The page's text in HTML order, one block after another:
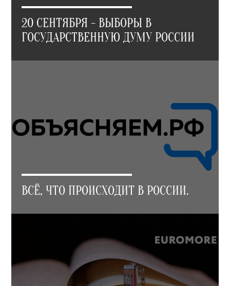
20 СЕНТЯБРЯ - ВЫБОРЫ В
ГОСУДАРСТВЕННУЮ ДУМУ РОССИИ
ВСЁ, ЧТО ПРОИСХОДИТ В РОССИИ.